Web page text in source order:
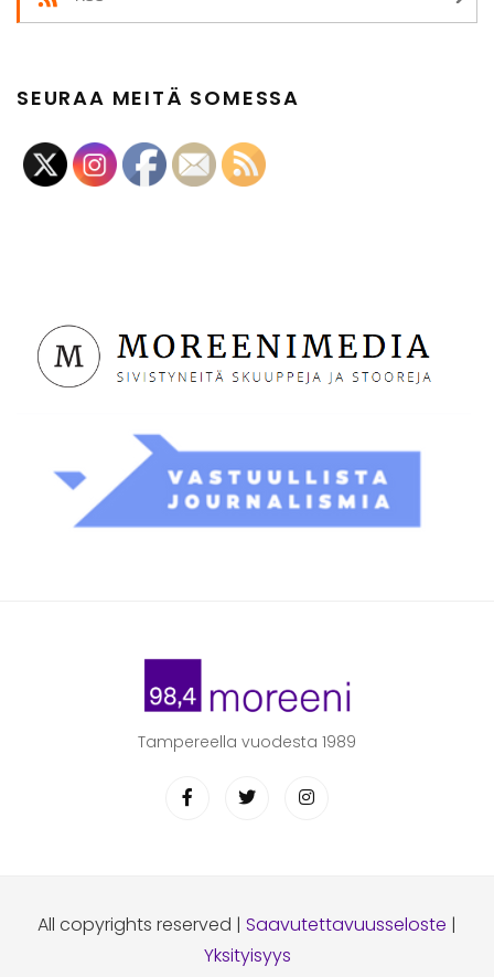
SEURAA MEITÄ SOMESSA
Tampereella vuodesta 1989
All copyrights reserved | Saavutettavuusseloste |
Yksityisyys